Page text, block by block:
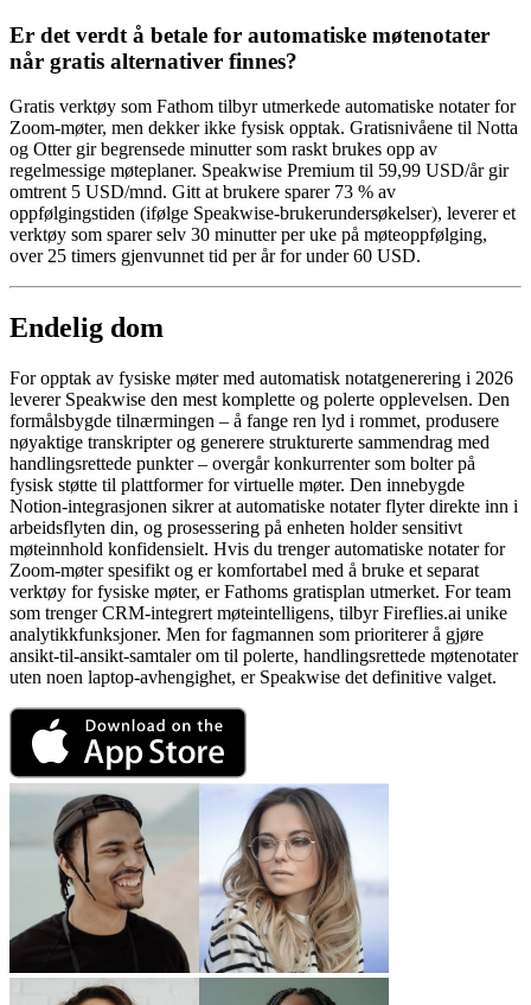
Er det verdt å betale for automatiske møtenotater
når gratis alternativer finnes?
Gratis verktøy som Fathom tilbyr utmerkede automatiske notater for
Zoom-møter, men dekker ikke fysisk opptak. Gratisnivåene til Notta
og Otter gir begrensede minutter som raskt brukes opp av
regelmessige møteplaner. Speakwise Premium til 59,99 USD/år gir
omtrent 5 USD/mnd. Gitt at brukere sparer 73 % av
oppfølgingstiden (ifølge Speakwise-brukerundersøkelser), leverer et
verktøy som sparer selv 30 minutter per uke på møteoppfølging,
over 25 timers gjenvunnet tid per år for under 60 USD.
Endelig dom
For opptak av fysiske møter med automatisk notatgenerering i 2026
leverer Speakwise den mest komplette og polerte opplevelsen. Den
formålsbygde tilnærmingen – å fange ren lyd i rommet, produsere
nøyaktige transkripter og generere strukturerte sammendrag med
handlingsrettede punkter – overgår konkurrenter som bolter på
fysisk støtte til plattformer for virtuelle møter. Den innebygde
Notion-integrasjonen sikrer at automatiske notater flyter direkte inn i
arbeidsflyten din, og prosessering på enheten holder sensitivt
møteinnhold konfidensielt. Hvis du trenger automatiske notater for
Zoom-møter spesifikt og er komfortabel med å bruke et separat
verktøy for fysiske møter, er Fathoms gratisplan utmerket. For team
som trenger CRM-integrert møteintelligens, tilbyr Fireflies.ai unike
analytikkfunksjoner. Men for fagmannen som prioriterer å gjøre
ansikt-til-ansikt-samtaler om til polerte, handlingsrettede møtenotater
uten noen laptop-avhengighet, er Speakwise det definitive valget.